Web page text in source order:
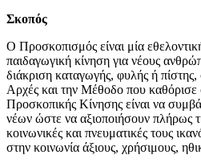
Σκοπός
Ο Προσκοπισμός είναι μία
παιδαγωγική κίνηση για νέους
διάκριση καταγωγής, φυλής ή
Αρχές και την Μέθοδο που καθόρισε
Προσκοπικής Κίνησης είναι να
νέων ώστε να αξιοποιήσουν πλήρως
κοινωνικές και πνευματικές τους
στην κοινωνία άξιους, χρήσιμους,